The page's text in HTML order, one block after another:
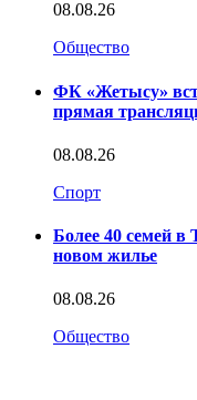
08.08.26
Общество
ФК «Жетысу»
прямая
08.08.26
Спорт
Более 40 семей в
новом жилье
08.08.26
Общество